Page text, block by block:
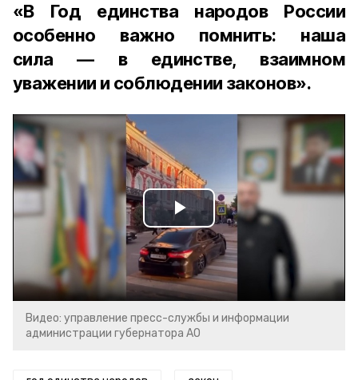
«В Год единства народов России
особенно важно помнить: наша
сила — в единстве, взаимном
уважении и соблюдении законов».
Play
Video
Видео: управление пресс-службы и информации
администрации губернатора АО